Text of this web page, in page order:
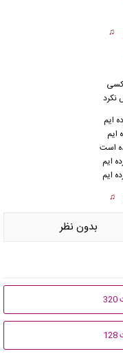
نکرد
ایم
ایم
است
ایم
ایم
♫
بدون نظر